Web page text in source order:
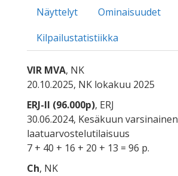
Näyttelyt
Ominaisuudet
Kilpailustatistiikka
VIR MVA, NK
20.10.2025, NK lokakuu 2025
ERJ-II (96.000p), ERJ
30.06.2024, Kesäkuun varsinainen
laatuarvostelutilaisuus
7 + 40 + 16 + 20 + 13 = 96 p.
Ch, NK